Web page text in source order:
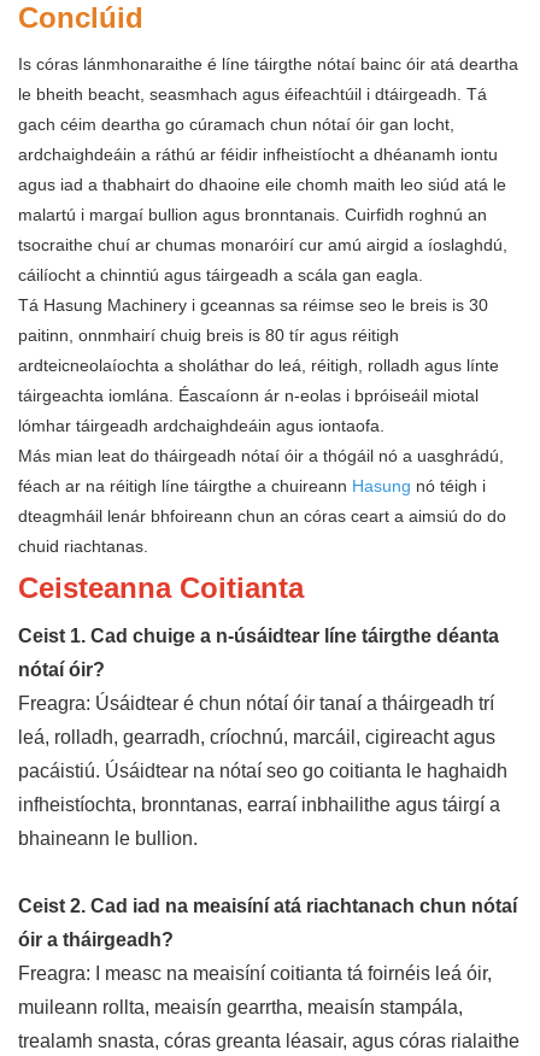
Conclúid
Is córas lánmhonaraithe é líne táirgthe nótaí bainc óir atá deartha
le bheith beacht, seasmhach agus éifeachtúil i dtáirgeadh. Tá
gach céim deartha go cúramach chun nótaí óir gan locht,
ardchaighdeáin a ráthú ar féidir infheistíocht a dhéanamh iontu
agus iad a thabhairt do dhaoine eile chomh maith leo siúd atá le
malartú i margaí bullion agus bronntanais. Cuirfidh roghnú an
tsocraithe chuí ar chumas monaróirí cur amú airgid a íoslaghdú,
cáilíocht a chinntiú agus táirgeadh a scála gan eagla.
Tá Hasung Machinery i gceannas sa réimse seo le breis is 30
paitinn, onnmhairí chuig breis is 80 tír agus réitigh
ardteicneolaíochta a sholáthar do leá, réitigh, rolladh agus línte
táirgeachta iomlána. Éascaíonn ár n-eolas i bpróiseáil miotal
lómhar táirgeadh ardchaighdeáin agus iontaofa.
Más mian leat do tháirgeadh nótaí óir a thógáil nó a uasghrádú,
féach ar na réitigh líne táirgthe a chuireann Hasung nó téigh i
dteagmháil lenár bhfoireann chun an córas ceart a aimsiú do do
chuid riachtanas.
Ceisteanna Coitianta
Ceist 1. Cad chuige a n-úsáidtear líne táirgthe déanta
nótaí óir?
Freagra: Úsáidtear é chun nótaí óir tanaí a tháirgeadh trí
leá, rolladh, gearradh, críochnú, marcáil, cigireacht agus
pacáistiú. Úsáidtear na nótaí seo go coitianta le haghaidh
infheistíochta, bronntanas, earraí inbhailithe agus táirgí a
bhaineann le bullion.
Ceist 2. Cad iad na meaisíní atá riachtanach chun nótaí
óir a tháirgeadh?
Freagra: I measc na meaisíní coitianta tá foirnéis leá óir,
muileann rollta, meaisín gearrtha, meaisín stampála,
trealamh snasta, córas greanta léasair, agus córas rialaithe